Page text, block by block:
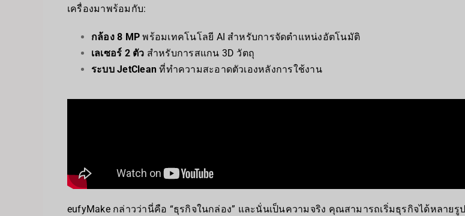
เครื่องมาพร้อมกับ:
กล้อง 8 MP พร้อมเทคโนโลยี AI สำหรับการจัดตำแหน่งอัตโนมัติ
เลเซอร์ 2 ตัว สำหรับการสแกน 3D วัตถุ
ระบบ JetClean ที่ทำความสะอาดตัวเองหลังการใช้งาน
eufyMake กล่าวว่านี่คือ “ธุรกิจในกล่อง” และนั่นเป็นความจริง คุณสามารถเริ่มธุรกิจได้หลายรูป